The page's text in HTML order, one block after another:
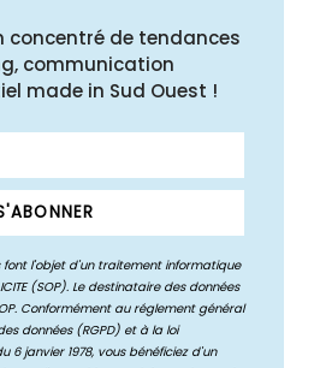
concentré de tendances
communication
made in Sud Ouest !